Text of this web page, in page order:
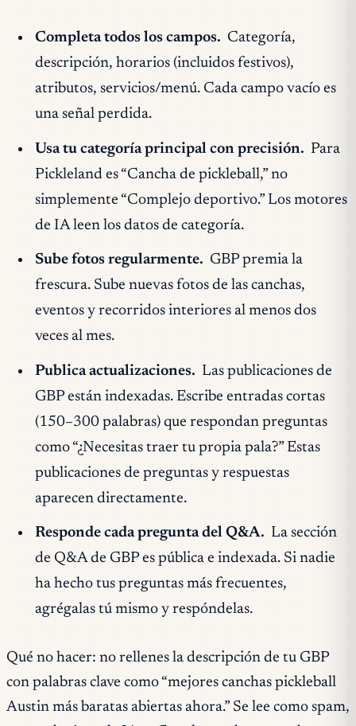
Completa todos los campos. Categoría,
descripción, horarios (incluidos festivos),
atributos, servicios/menú. Cada campo vacío es
una señal perdida.
Usa tu categoría principal con precisión. Para
Pickleland es “Cancha de pickleball,” no
simplemente “Complejo deportivo.” Los motores
de IA leen los datos de categoría.
Sube fotos regularmente. GBP premia la
frescura. Sube nuevas fotos de las canchas,
eventos y recorridos interiores al menos dos
veces al mes.
Publica actualizaciones. Las publicaciones de
GBP están indexadas. Escribe entradas cortas
(150–300 palabras) que respondan preguntas
como “¿Necesitas traer tu propia pala?” Estas
publicaciones de preguntas y respuestas
aparecen directamente.
Responde cada pregunta del Q&A. La sección
de Q&A de GBP es pública e indexada. Si nadie
ha hecho tus preguntas más frecuentes,
agrégalas tú mismo y respóndelas.
Qué no hacer: no rellenes la descripción de tu GBP
con palabras clave como “mejores canchas pickleball
Austin más baratas abiertas ahora.” Se lee como spam,